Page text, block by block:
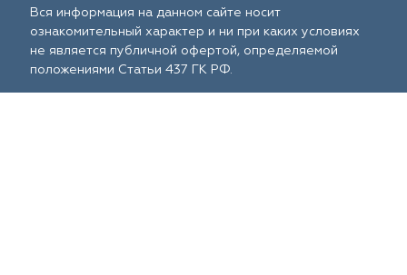
Вся информация на данном сайте носит
ознакомительный характер и ни при каких условиях
не является публичной офертой, определяемой
положениями Статьи 437 ГК РФ.